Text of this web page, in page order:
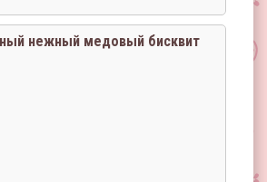
нежный медовый бисквит